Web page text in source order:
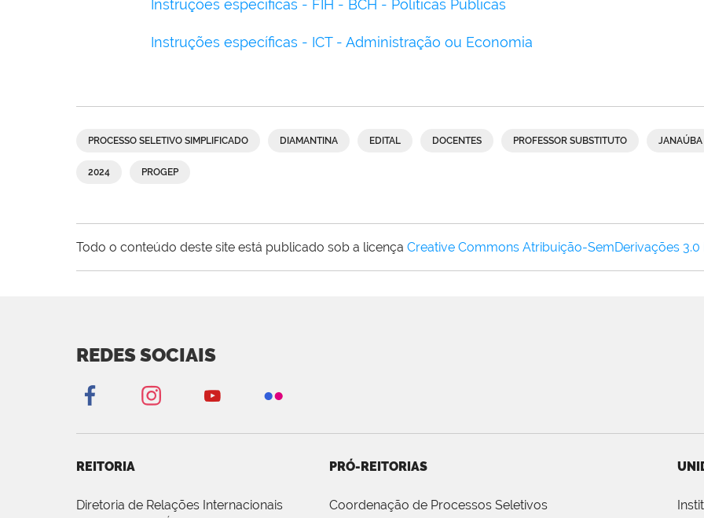
Instruções específicas - FIH - BCH - Políticas Públicas
Instruções específicas - ICT - Administração ou Economia
PROCESSO SELETIVO SIMPLIFICADO DIAMANTINA EDITAL DOCENTES PROFESSOR SUBSTITUTO JANAÚBA
2024 PROGEP
Todo o conteúdo deste site está publicado sob a licença Creative Commons Atribuição-SemDerivações
REDES SOCIAIS
REITORIA
Diretoria de Relações Internacionais
PRÓ-REITORIAS
Coordenação de Processos Seletivos